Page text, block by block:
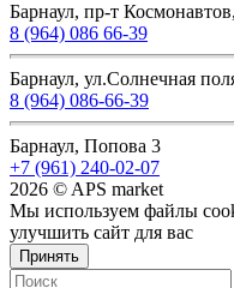
Барнаул, пр-т
8 (964) 086 66-39
Барнаул, ул.Солнечная
8 (964) 086-66-39
Барнаул, Попова 3
+7 (961) 240-02-07
2026 © APS market
Мы используем файлы
улучшить сайт для вас
Принять